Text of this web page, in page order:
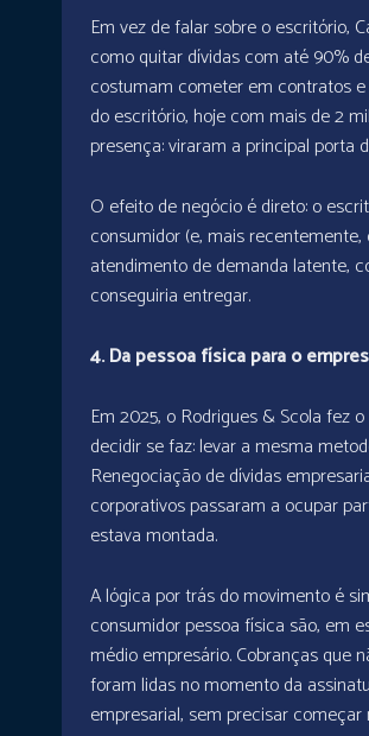
Em vez de falar sobre o escritório,
como quitar dívidas com até 90%
costumam cometer em contratos e
do escritório, hoje com mais de 2
presença: viraram a principal porta
O efeito de negócio é direto: o
consumidor (e, mais
atendimento de demanda latente,
conseguiria entregar.
4. Da pessoa física para o
Em 2025, o Rodrigues & Scola fez
decidir se faz: levar a mesma
Renegociação de dívidas
corporativos passaram a ocupar
estava montada.
A lógica por trás do movimento é
consumidor pessoa física são, em
médio empresário. Cobranças que
foram lidas no momento da
empresarial, sem precisar começar